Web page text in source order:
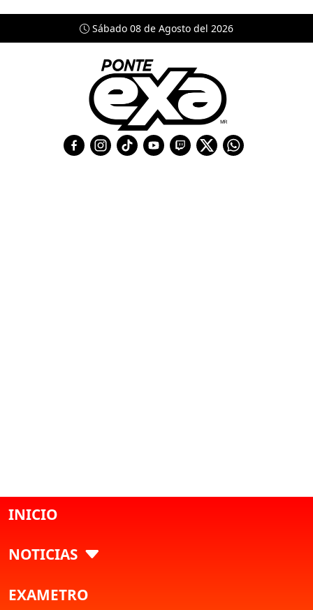
Sábado 08 de Agosto del 2026
INICIO
NOTICIAS
EXAMETRO